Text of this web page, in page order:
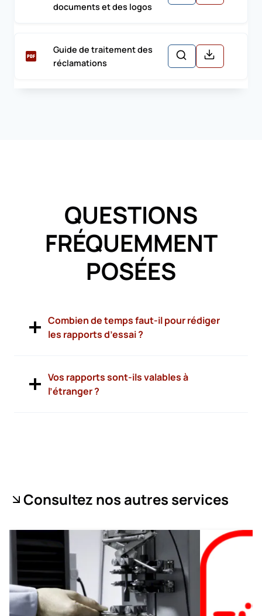
documents et des logos
Guide de traitement des
réclamations
QUESTIONS
FRÉQUEMMENT
POSÉES
Combien de temps faut-il pour rédiger
les rapports d’essai ?
Vos rapports sont-ils valables à
l’étranger ?
Consultez nos autres services